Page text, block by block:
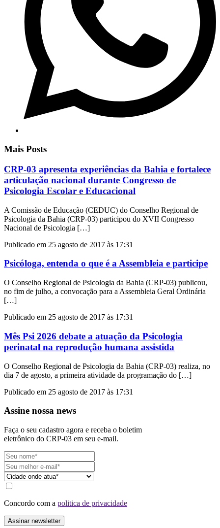
Mais Posts
CRP-03 apresenta experiências da Bahia e fortalece
articulação nacional durante Congresso de
Psicologia Escolar e Educacional
A Comissão de Educação (CEDUC) do Conselho Regional de
Psicologia da Bahia (CRP-03) participou do XVII Congresso
Nacional de Psicologia […]
Publicado em 25 agosto de 2017 às 17:31
Psicóloga, entenda o que é a Assembleia e participe
O Conselho Regional de Psicologia da Bahia (CRP-03) publicou,
no fim de julho, a convocação para a Assembleia Geral Ordinária
[…]
Publicado em 25 agosto de 2017 às 17:31
Mês Psi 2026 debate a atuação da Psicologia
perinatal na reprodução humana assistida
O Conselho Regional de Psicologia da Bahia (CRP-03) realiza, no
dia 7 de agosto, a primeira atividade da programação do […]
Publicado em 25 agosto de 2017 às 17:31
Assine nossa news
Faça o seu cadastro agora e receba o boletim
eletrônico do CRP-03 em seu e-mail.
Concordo com a politica de privacidade